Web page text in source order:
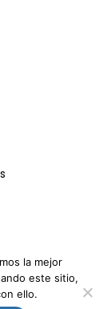
la mejor
este sitio,
ello.